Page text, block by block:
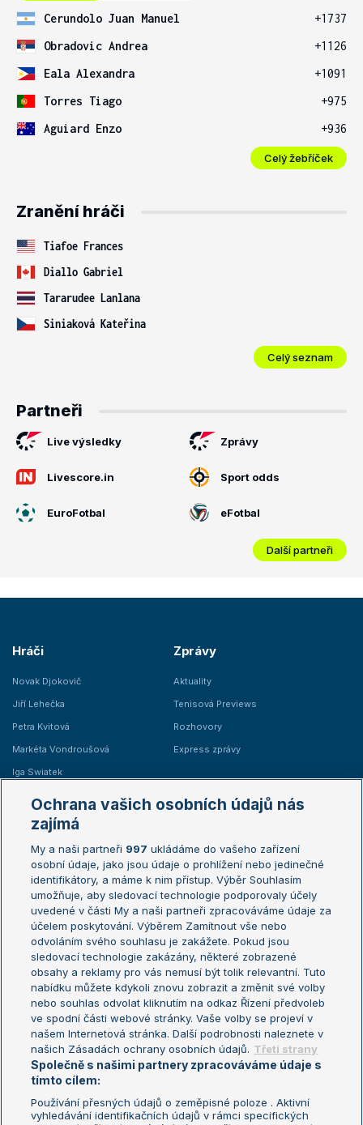
Cerundolo Juan Manuel
+1737
Obradovic Andrea
+1126
Eala Alexandra
+1091
Torres Tiago
+975
Aguiard Enzo
+936
Celý žebříček
Zranění hráči
Tiafoe Frances
Diallo Gabriel
Tararudee Lanlana
Siniaková Kateřina
Celý seznam
Partneři
Live výsledky Zprávy
Livescore.in Sport odds
EuroFotbal eFotbal
Další partneři
Hráči
Novak Djokovič
Jiří Lehečka
Petra Kvitová
Markéta Vondroušová
Iga Swiatek
Zprávy
Aktuality
Tenisová Previews
Rozhovory
Express zprávy
Žebříčky
Žebříček ATP (muži)
Žebříček WTA (ženy)
Sázkařský žebříček
Australian Open
French Open
Wimbledon
US Open
Turnaj mistrů
Turnaj mistryň
Aktualní trendy
Fotbalové přestupy
Livesport Daily
LS Prague Open
Ochrana vašich osobních údajů nás
zajímá
My a naši partneři 997 ukládáme do vašeho zařízení
osobní údaje, jako jsou údaje o prohlížení nebo jedinečné
identifikátory, a máme k nim přístup. Výběr Souhlasím
umožňuje, aby sledovací technologie podporovaly účely
uvedené v části My a naši partneři zpracováváme údaje za
účelem poskytování. Výběrem Zamítnout vše nebo
odvoláním svého souhlasu je zakážete. Pokud jsou
sledovací technologie zakázány, některé zobrazené
obsahy a reklamy pro vás nemusí být tolik relevantní. Tuto
nabídku můžete kdykoli znovu zobrazit a změnit své volby
nebo souhlas odvolat kliknutím na odkaz Řízení předvoleb
ve spodní části webové stránky. Vaše volby se projeví v
našem Internetová stránka. Další podrobnosti naleznete v
našich Zásadách ochrany osobních údajů. Třetí strany
Společně s našimi partnery zpracováváme údaje s
tímto cílem:
Používání přesných údajů o zeměpisné poloze . Aktivní
vyhledávání identifikačních údajů v rámci specifických